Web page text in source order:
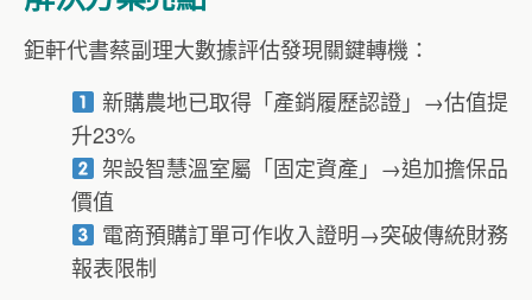
鉅軒代書蔡副理大數據評估發現關鍵轉機：
新購農地已取得「產銷履歷認證」→估值提
升23%
架設智慧溫室屬「固定資產」→追加擔保品
價值
電商預購訂單可作收入證明→突破傳統財務
報表限制